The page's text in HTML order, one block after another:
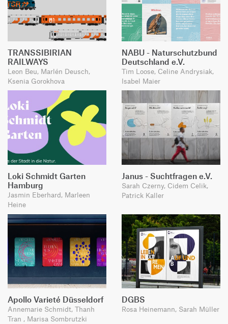
TRANSSIBIRIAN
RAILWAYS
Leon Beu, Marlén Deusch,
Ksenia Gorokhova
NABU - Naturschutzbund
Deutschland e.V.
Tim Loose, Celine Andrysiak,
Isabel Maier
Loki Schmidt Garten
Hamburg
Jasmin Eberhard, Marleen
Heine
Janus - Suchtfragen e.V.
Sarah Czerny, Cidem Celik,
Patrick Kaller
Apollo Varieté Düsseldorf
Annemarie Schmidt, Thanh
Tran , Marisa Sombrutzki
DGBS
Rosa Heinemann, Sarah Müller